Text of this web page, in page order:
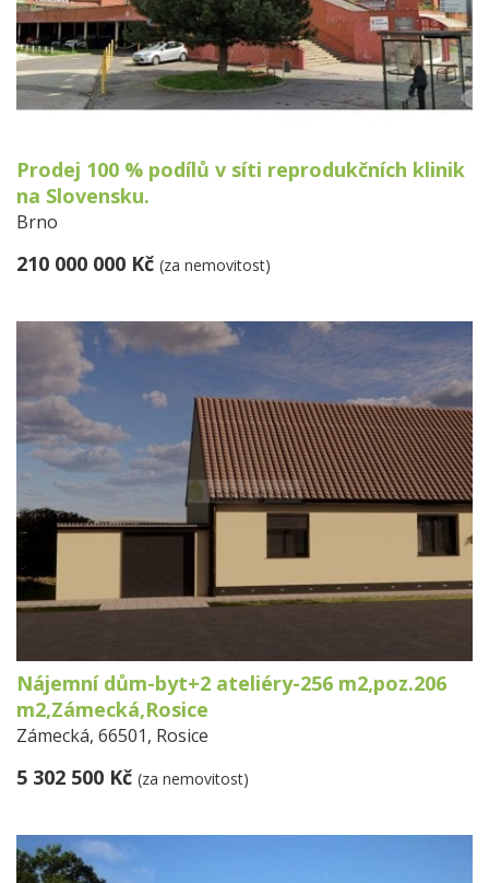
Prodej 100 % podílů v síti reprodukčních klinik
na Slovensku.
Brno
210 000 000 Kč (za nemovitost)
Nájemní dům-byt+2 ateliéry-256 m2,poz.206
m2,Zámecká,Rosice
Zámecká, 66501, Rosice
5 302 500 Kč (za nemovitost)